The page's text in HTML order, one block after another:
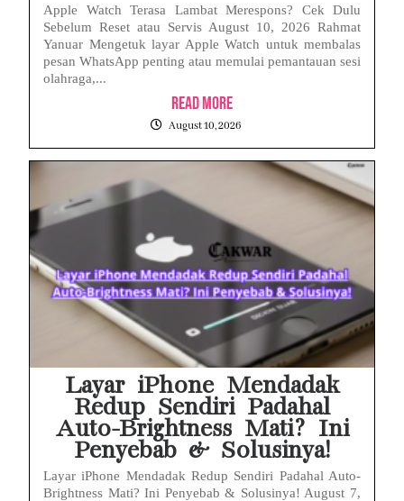
Apple Watch Terasa Lambat Merespons? Cek Dulu
Sebelum Reset atau Servis August 10, 2026 Rahmat
Yanuar Mengetuk layar Apple Watch untuk membalas
pesan WhatsApp penting atau memulai pemantauan sesi
olahraga,...
Read More
August 10, 2026
Layar iPhone Mendadak
Redup Sendiri Padahal
Auto-Brightness Mati? Ini
Penyebab & Solusinya!
Layar iPhone Mendadak Redup Sendiri Padahal Auto-
Brightness Mati? Ini Penyebab & Solusinya! August 7,